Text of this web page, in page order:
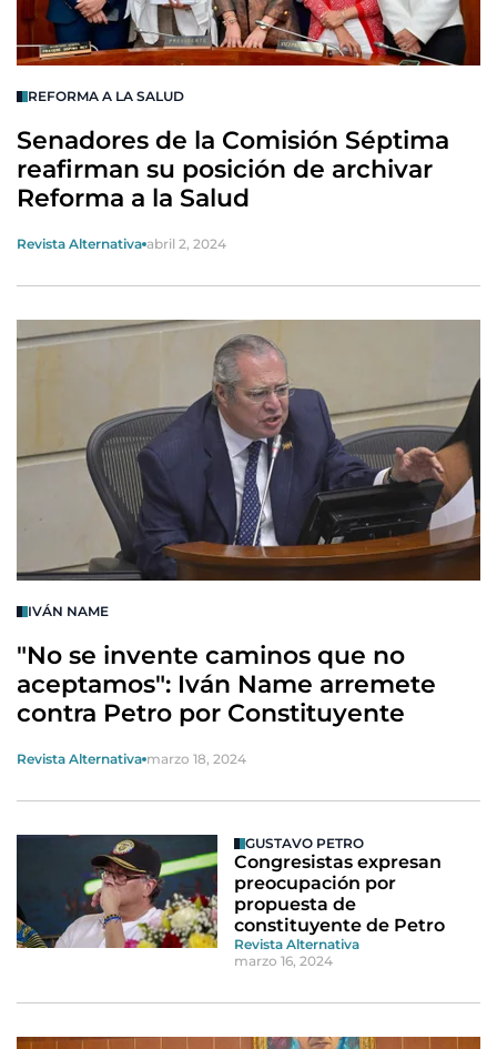
REFORMA A LA SALUD
Senadores de la Comisión Séptima
reafirman su posición de archivar
Reforma a la Salud
Revista Alternativa abril 2, 2024
IVÁN NAME
"No se invente caminos que no
aceptamos": Iván Name arremete
contra Petro por Constituyente
Revista Alternativa marzo 18, 2024
GUSTAVO PETRO
Congresistas expresan
preocupación por
propuesta de
constituyente de Petro
Revista Alternativa
marzo 16, 2024